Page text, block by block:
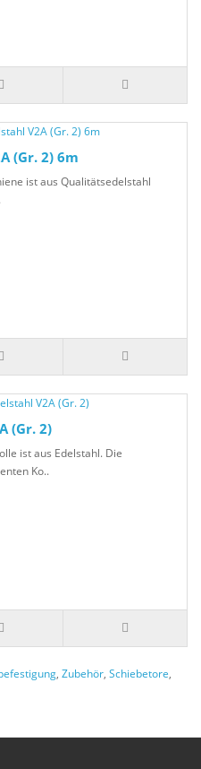
(Gr. 2) 6m
ist aus Qualitätsedelstahl
(Gr. 2)
ist aus Edelstahl. Die
Ko..
, Zubehör, Schiebetore,